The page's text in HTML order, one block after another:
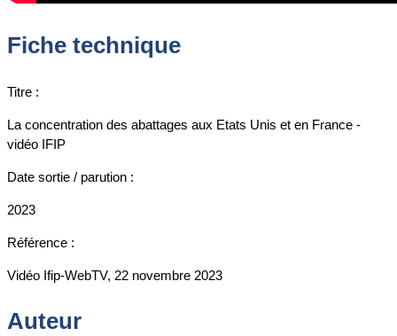
Fiche technique
Titre :
La concentration des abattages aux Etats Unis et en France -
vidéo IFIP
Date sortie / parution :
2023
Référence :
Vidéo Ifip-WebTV, 22 novembre 2023
Auteur